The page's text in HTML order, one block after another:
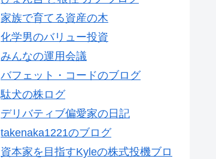
家族で育てる資産の木
化学男のバリュー投資
みんなの運用会議
バフェット・コードのブログ
駄犬の株ログ
デリバティブ偏愛家の日記
takenaka1221のブログ
資本家を目指すKyleの株式投機ブロ